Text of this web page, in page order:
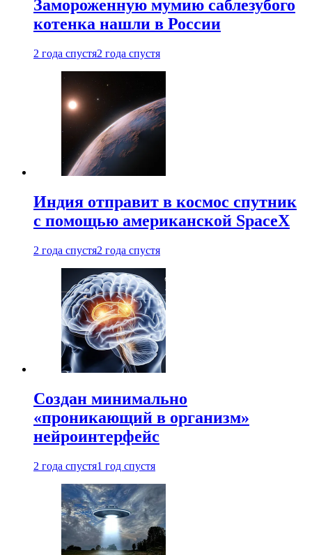
Замороженную мумию саблезубого
котенка нашли в России
2 года спустя2 года спустя
Индия отправит в космос спутник
с помощью американской SpaceX
2 года спустя2 года спустя
Создан минимально
«проникающий в организм»
нейроинтерфейс
2 года спустя1 год спустя